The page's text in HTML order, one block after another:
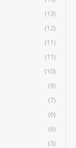
(13)
(12)
(11)
(11)
(10)
(9)
(7)
(6)
(6)
(3)